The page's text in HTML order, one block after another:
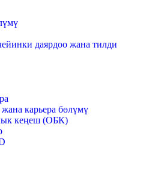
даярдоо жана тилди
карьера бөлүмү
кеңеш (ОБК)